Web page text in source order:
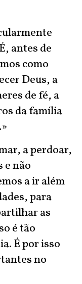
antes de
como
Deus, a
de fé, a
da família
a perdoar,
e não
a ir além
para
as
é tão
É por isso
no